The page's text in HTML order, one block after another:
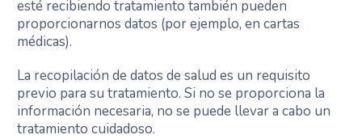
esté recibiendo tratamiento también pueden
proporcionarnos datos (por ejemplo, en cartas
médicas).
La recopilación de datos de salud es un requisito
previo para su tratamiento. Si no se proporciona la
información necesaria, no se puede llevar a cabo un
tratamiento cuidadoso.